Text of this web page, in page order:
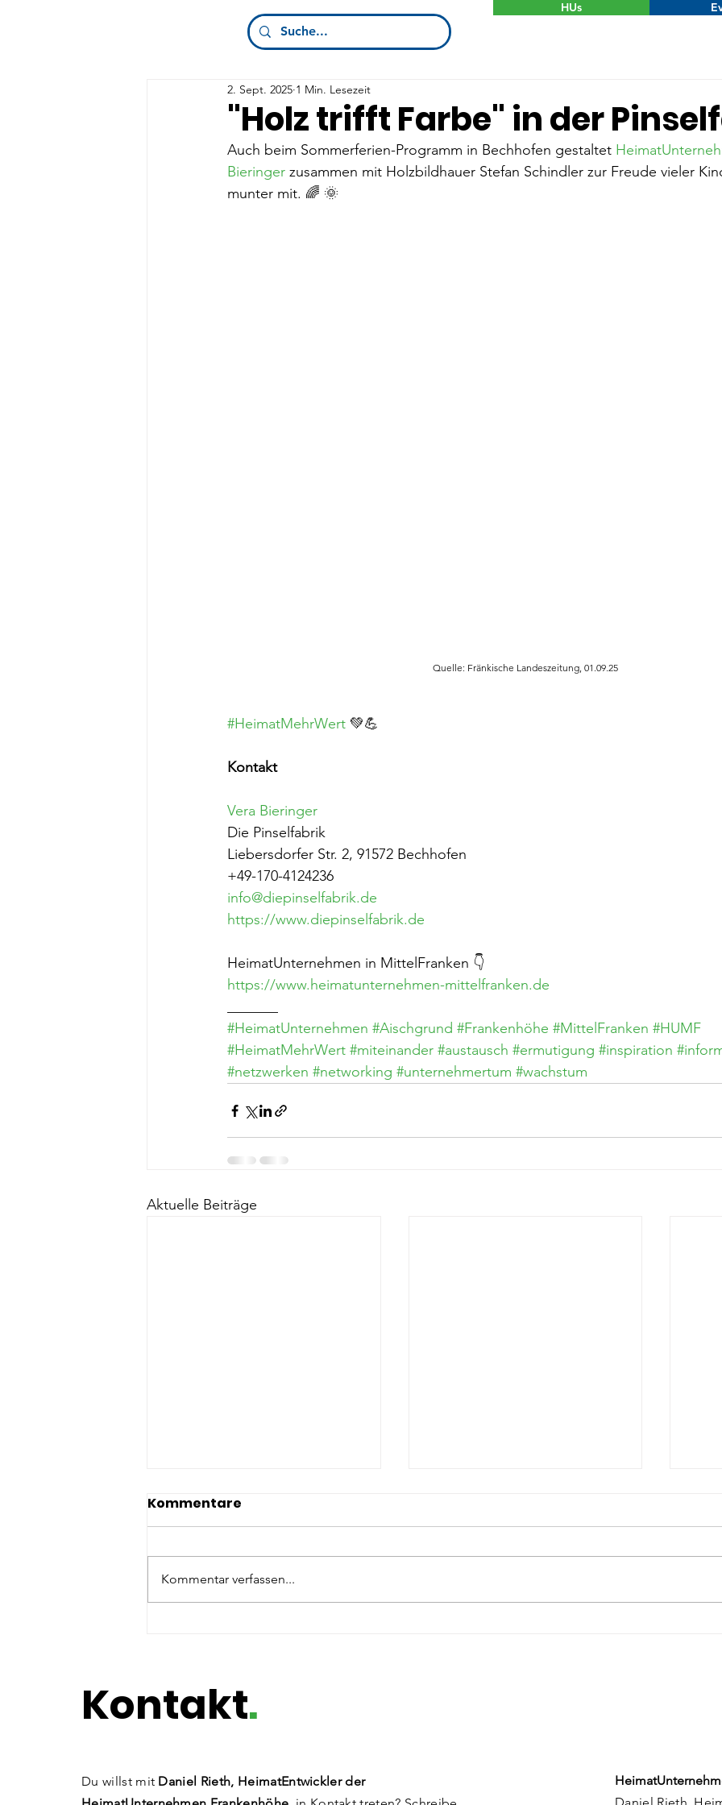
HUs
"Holz trifft Farbe" in der
2. Sept. 2025 1 Min. Lesezeit
Auch beim Sommerferien-Programm in Bechhofen gestaltet
Bieringer zusammen mit Holzbildhauer Stefan Schindler zur Freude vieler
munter mit. 🌈 🌞
Quelle: Fränkische Landeszeitung, 01.09.25
#HeimatMehrWert 💚💪
Kontakt
Vera Bieringer
Die Pinselfabrik
Liebersdorfer Str. 2, 91572 Bechhofen
+49-170-4124236
info@diepinselfabrik.de
https://www.diepinselfabrik.de
HeimatUnternehmen in MittelFranken 👇
https://www.heimatunternehmen-mittelfranken.de
#HeimatUnternehmen #Aischgrund #Frankenhöhe #MittelFranken #HUMF
#HeimatMehrWert #miteinander #austausch #ermutigung #inspiration
#netzwerken #networking #unternehmertum #wachstum
Aktuelle Beiträge
Kommentare
Kommentar verfassen...
Kontakt.
Du willst mit Daniel Rieth, HeimatEntwickler der
Daniel Rieth,